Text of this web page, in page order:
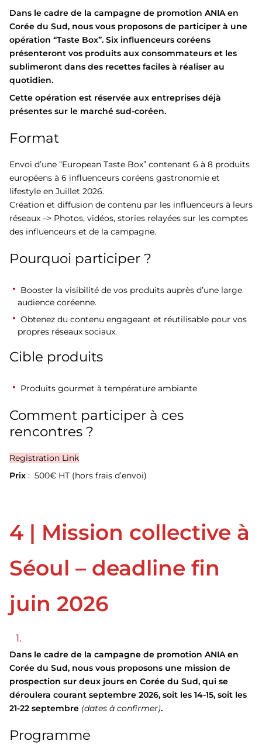
Dans le cadre de la campagne de promotion ANIA en
Corée du Sud, nous vous proposons de participer à une
opération “Taste Box”. Six influenceurs coréens
présenteront vos produits aux consommateurs et les
sublimeront dans des recettes faciles à réaliser au
quotidien.
Cette opération est réservée aux entreprises déjà
présentes sur le marché sud-coréen.
Format
Envoi d’une “European Taste Box” contenant 6 à 8 produits
européens à 6 influenceurs coréens gastronomie et
lifestyle en Juillet 2026.
Création et diffusion de contenu par les influenceurs à leurs
réseaux –> Photos, vidéos, stories relayées sur les comptes
des influenceurs et de la campagne.
Pourquoi participer ?
Booster la visibilité de vos produits auprès d’une large
audience coréenne.
Obtenez du contenu engageant et réutilisable pour vos
propres réseaux sociaux.
Cible produits
Produits gourmet à température ambiante
Comment participer à ces
rencontres ?
Registration Link
Prix : 500€ HT (hors frais d’envoi)
4 | Mission collective à
Séoul – deadline fin
juin 2026
Dans le cadre de la campagne de promotion ANIA en
Corée du Sud, nous vous proposons une mission de
prospection sur deux jours en Corée du Sud, qui se
déroulera courant septembre 2026, soit les 14-15, soit les
21-22 septembre (dates à confirmer).
Programme